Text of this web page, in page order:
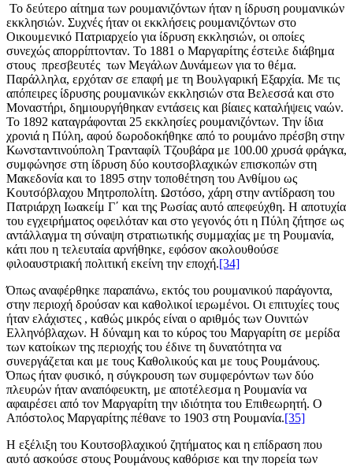
Το δεύτερο αίτημα των ρουμανιζόντων ήταν η ίδρυση ρουμανικών
εκκλησιών. Συχνές ήταν οι εκκλήσεις ρουμανιζόντων στο
Οικουμενικό Πατριαρχείο για ίδρυση εκκλησιών, οι οποίες
συνεχώς απορρίπτονταν. Το 1881 ο Μαργαρίτης έστειλε διάβημα
στους πρεσβευτές των Μεγάλων Δυνάμεων για το θέμα.
Παράλληλα, ερχόταν σε επαφή με τη Βουλγαρική Εξαρχία. Με τις
απόπειρες ίδρυσης ρουμανικών εκκλησιών στα Βελεσσά και στο
Μοναστήρι, δημιουργήθηκαν εντάσεις και βίαιες καταλήψεις ναών.
Το 1892 καταγράφονται 25 εκκλησίες ρουμανιζόντων. Την ίδια
χρονιά η Πύλη, αφού δωροδοκήθηκε από το ρουμάνο πρέσβη στην
Κωνσταντινούπολη Τρανταφίλ Τζουβάρα με 100.00 χρυσά φράγκα,
συμφώνησε στη ίδρυση δύο κουτσοβλαχικών επισκοπών στη
Μακεδονία και το 1895 στην τοποθέτηση του Ανθίμου ως
Κουτσόβλαχου Μητροπολίτη. Ωστόσο, χάρη στην αντίδραση του
Πατριάρχη Ιωακείμ Γ΄ και της Ρωσίας αυτό απεφεύχθη. Η αποτυχία
του εγχειρήματος οφειλόταν και στο γεγονός ότι η Πύλη ζήτησε ως
αντάλλαγμα τη σύναψη στρατιωτικής συμμαχίας με τη Ρουμανία,
κάτι που η τελευταία αρνήθηκε, εφόσον ακολουθούσε
φιλοαυστριακή πολιτική εκείνη την εποχή.[34]
Όπως αναφέρθηκε παραπάνω, εκτός του ρουμανικού παράγοντα,
στην περιοχή δρούσαν και καθολικοί ιερωμένοι. Οι επιτυχίες τους
ήταν ελάχιστες , καθώς μικρός είναι ο αριθμός των Ουνιτών
Ελληνόβλαχων. Η δύναμη και το κύρος του Μαργαρίτη σε μερίδα
των κατοίκων της περιοχής του έδινε τη δυνατότητα να
συνεργάζεται και με τους Καθολικούς και με τους Ρουμάνους.
Όπως ήταν φυσικό, η σύγκρουση των συμφερόντων των δύο
πλευρών ήταν αναπόφευκτη, με αποτέλεσμα η Ρουμανία να
αφαιρέσει από τον Μαργαρίτη την ιδιότητα του Επιθεωρητή. Ο
Απόστολος Μαργαρίτης πέθανε το 1903 στη Ρουμανία.[35]
H εξέλιξη του Κουτσοβλαχικού ζητήματος και η επίδραση που
αυτό ασκούσε στους Ρουμάνους καθόρισε και την πορεία των